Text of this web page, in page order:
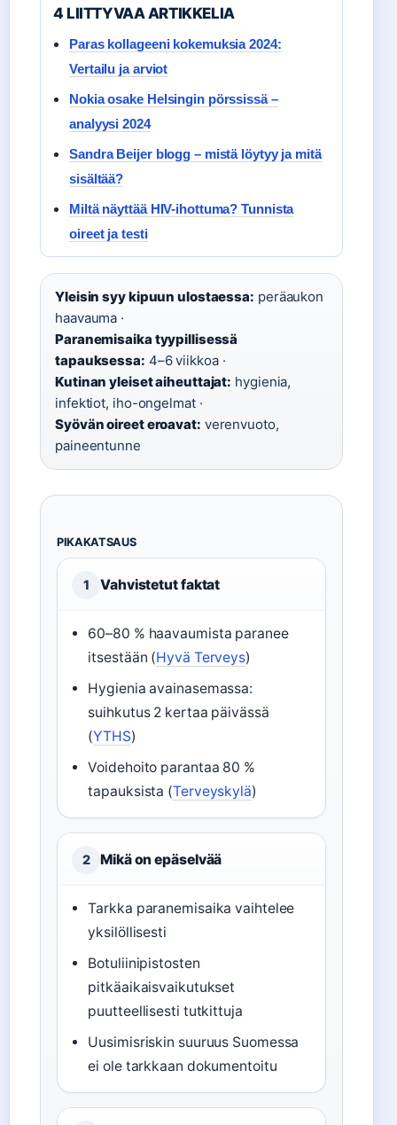
4 LIITTYVAA ARTIKKELIA
Paras kollageeni kokemuksia 2024:
Vertailu ja arviot
Nokia osake Helsingin pörssissä –
analyysi 2024
Sandra Beijer blogg – mistä löytyy ja mitä
sisältää?
Miltä näyttää HIV-ihottuma? Tunnista
oireet ja testi
Yleisin syy kipuun ulostaessa: peräaukon
haavauma ·
Paranemisaika tyypillisessä
tapauksessa: 4–6 viikkoa ·
Kutinan yleiset aiheuttajat: hygienia,
infektiot, iho-ongelmat ·
Syövän oireet eroavat: verenvuoto,
paineentunne
PIKAKATSAUS
1 Vahvistetut faktat
60–80 % haavaumista paranee
itsestään (Hyvä Terveys)
Hygienia avainasemassa:
suihkutus 2 kertaa päivässä
(YTHS)
Voidehoito parantaa 80 %
tapauksista (Terveyskylä)
2 Mikä on epäselvää
Tarkka paranemisaika vaihtelee
yksilöllisesti
Botuliinipistosten
pitkäaikaisvaikutukset
puutteellisesti tutkittuja
Uusimisriskin suuruus Suomessa
ei ole tarkkaan dokumentoitu